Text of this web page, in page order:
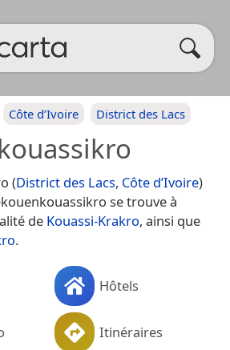
Côte d’Ivoire District des Lacs
(District des Lacs, Côte d’Ivoire)
se trouve à
de Kouassi-Krakro, ainsi que
.
Hôtels
Itinéraires